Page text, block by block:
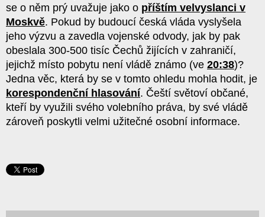
se o něm prý uvažuje jako o příštím velvyslanci v
Moskvě. Pokud by budoucí česká vláda vyslyšela
jeho výzvu a zavedla vojenské odvody, jak by pak
obeslala 300-500 tisíc Čechů žijících v zahraničí,
jejichž místo pobytu není vládě známo (ve 20:38)?
Jedna věc, která by se v tomto ohledu mohla hodit, je
korespondenční hlasování. Čeští světoví občané,
kteří by využili svého volebního práva, by své vládě
zároveň poskytli velmi užitečné osobní informace.